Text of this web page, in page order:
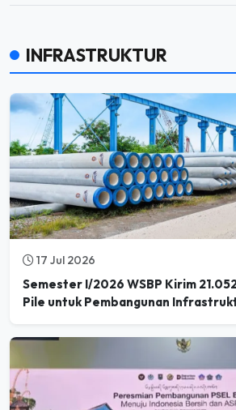
INFRASTRUKTUR
17 Jul 2026
Semester I/2026 WSBP Kirim
Pile untuk Pembangunan